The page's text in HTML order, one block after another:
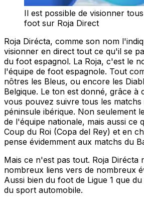
Il est possible de visionner
foot sur Roja Direct
Roja Dirécta, comme son nom
visionner en direct tout ce qu'il se
du foot espagnol. La Roja, c'est le
l'équipe de foot espagnole. Tout
nôtres les Bleus, ou encore les
Belgique. Le ton est donné, grâce à
vous pouvez suivre tous les
péninsule ibérique. Non seulement
de l'équipe nationale, mais aussi ce
Coup du Roi (Copa del Rey) et en
pense évidemment aux matchs du
Mais ce n'est pas tout. Roja Dirécta
nombreux liens vers de nombreux
Aussi bien du foot de Ligue 1 que
du sport automobile.